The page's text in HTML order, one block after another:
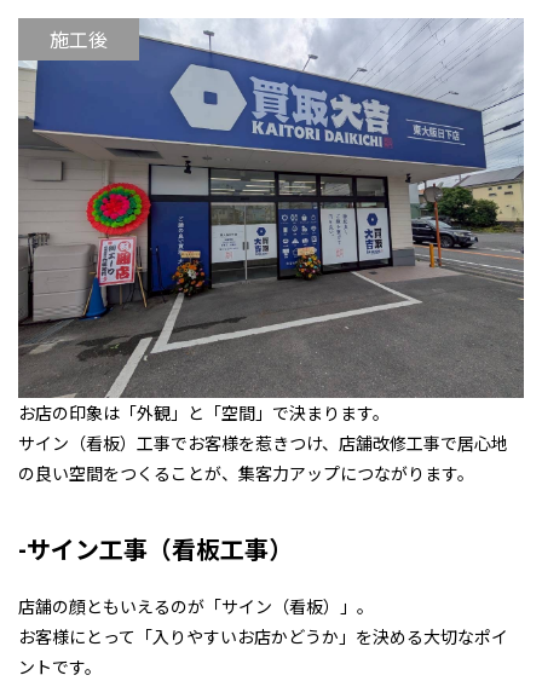
施工後
お店の印象は「外観」と「空間」で決まります。
サイン（看板）工事でお客様を惹きつけ、店舗改修工事で居心地
の良い空間をつくることが、集客力アップにつながります。
-サイン工事（看板工事）
店舗の顔ともいえるのが「サイン（看板）」。
お客様にとって「入りやすいお店かどうか」を決める大切なポイ
ントです。